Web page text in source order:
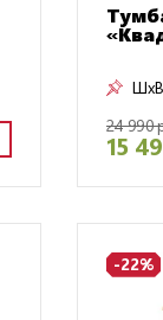
24 990
15
-22%